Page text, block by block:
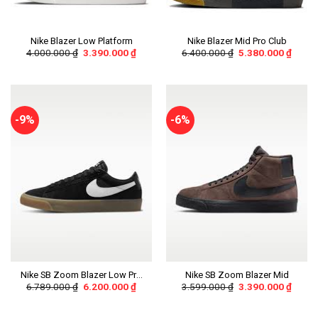
Nike Blazer Low Platform
4.000.000₫ 3.390.000₫
Nike Blazer Mid Pro Club
6.400.000₫ 5.380.000₫
-9%
Nike SB Zoom Blazer Low Pro
GT
6.789.000₫ 6.200.000₫
-6%
Nike SB Zoom Blazer Mid
3.599.000₫ 3.390.000₫